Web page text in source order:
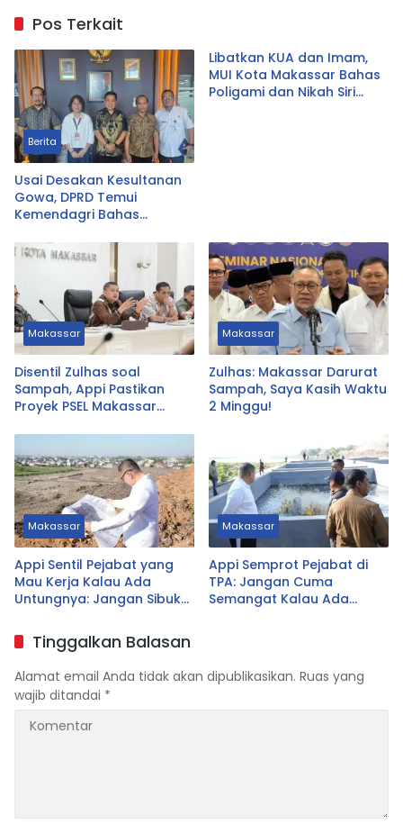
Pos Terkait
Berita
Usai Desakan Kesultanan
Gowa, DPRD Temui
Kemendagri Bahas
Libatkan KUA dan Imam,
MUI Kota Makassar Bahas
Poligami dan Nikah Siri
Makassar
Disentil Zulhas soal
Sampah, Appi Pastikan
Proyek PSEL Makassar
Makassar
Zulhas: Makassar Darurat
Sampah, Saya Kasih Waktu
2 Minggu!
Makassar
Appi Sentil Pejabat yang
Mau Kerja Kalau Ada
Untungnya: Jangan Sibuk
Makassar
Appi Semprot Pejabat di
TPA: Jangan Cuma
Semangat Kalau Ada
Tinggalkan Balasan
Alamat email Anda tidak akan dipublikasikan. Ruas yang
wajib ditandai *